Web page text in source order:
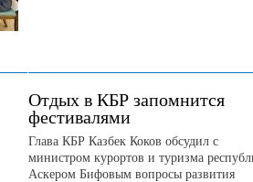
Отдых в КБР запомнится
фестивалями
Глава КБР Казбек Коков обсудил с
министром курортов и туризма
Аскером Бифовым вопросы развития